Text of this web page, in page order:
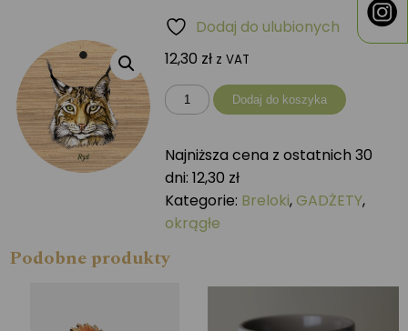
12,30 zł z VAT
ilość
Brelok
RYŚ
Dodaj do koszyka
Dodaj do ulubionych
Najniższa cena z ostatnich 30
dni:12,30 zł
Kategorie: Breloki,GADŻETY,
okrągłe
Podobne produkty